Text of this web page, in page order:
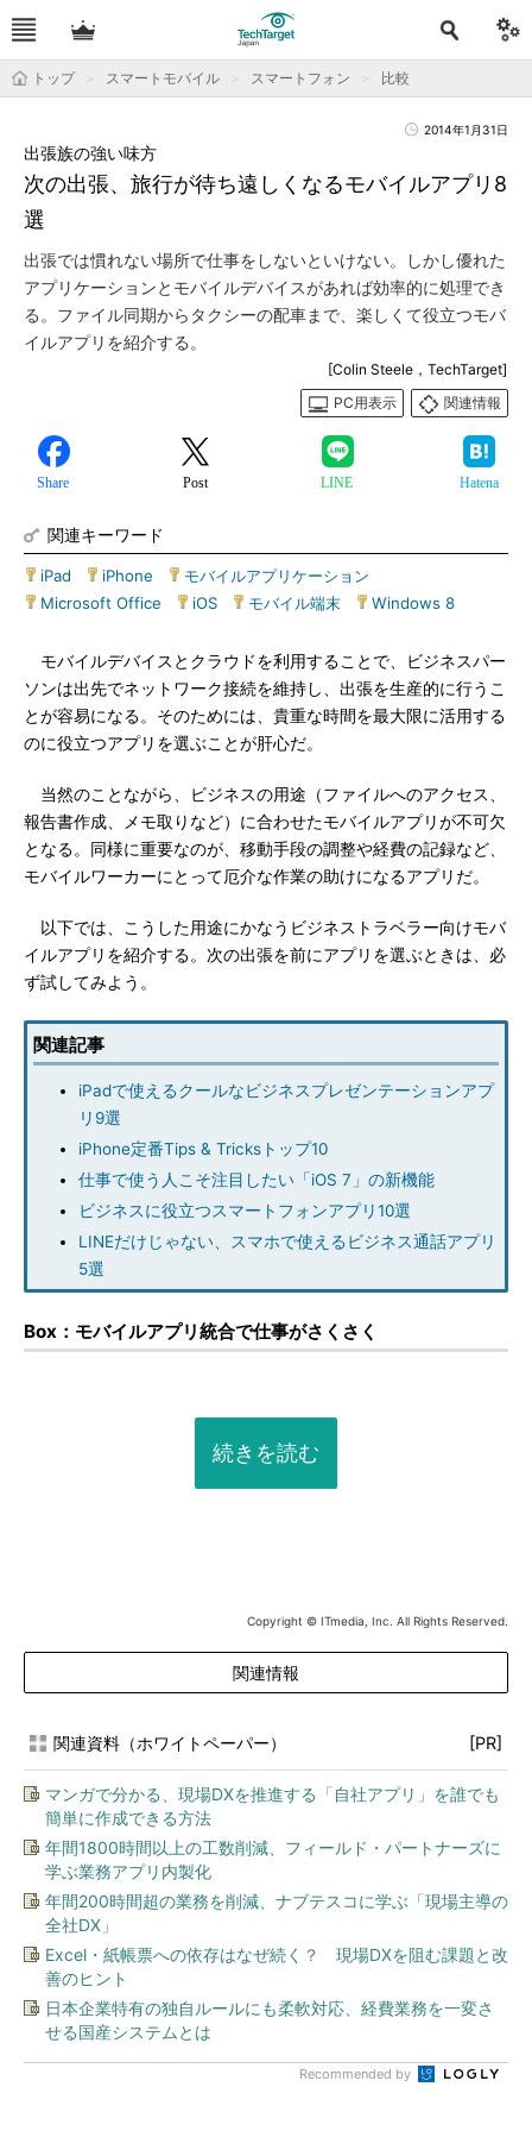
トップ スマートモバイル スマートフォン 比較
2014年1月31日
次の出張、旅行が待ち遠しくなるモバイルアプリ8
選
出張族の強い味方
出張では慣れない場所で仕事をしないといけない。しかし優れた
アプリケーションとモバイルデバイスがあれば効率的に処理でき
る。ファイル同期からタクシーの配車まで、楽しくて役立つモバ
イルアプリを紹介する。
[Colin Steele，TechTarget]
PC用表示
関連情報
Share Post LINE Hatena
関連キーワード
iPad iPhone モバイルアプリケーション
Microsoft Office
iOS モバイル端末 Windows 8
モバイルデバイスとクラウドを利用することで、ビジネスパー
ソンは出先でネットワーク接続を維持し、出張を生産的に行うこ
とが容易になる。そのためには、貴重な時間を最大限に活用する
のに役立つアプリを選ぶことが肝心だ。
当然のことながら、ビジネスの用途（ファイルへのアクセス、
報告書作成、メモ取りなど）に合わせたモバイルアプリが不可欠
となる。同様に重要なのが、移動手段の調整や経費の記録など、
モバイルワーカーにとって厄介な作業の助けになるアプリだ。
以下では、こうした用途にかなうビジネストラベラー向けモバ
イルアプリを紹介する。次の出張を前にアプリを選ぶときは、必
ず試してみよう。
関連記事
iPadで使えるクールなビジネスプレゼンテーションアプ
リ9選
iPhone定番Tips & Tricksトップ10
仕事で使う人こそ注目したい「iOS 7」の新機能
ビジネスに役立つスマートフォンアプリ10選
LINEだけじゃない、スマホで使えるビジネス通話アプリ
5選
Box：モバイルアプリ統合で仕事がさくさく
続きを読む
Copyright © ITmedia, Inc. All Rights Reserved.
関連情報
関連資料（ホワイトペーパー） [PR]
マンガで分かる、現場DXを推進する「自社アプリ」を誰でも
簡単に作成できる方法
年間1800時間以上の工数削減、フィールド・パートナーズに
学ぶ業務アプリ内製化
年間200時間超の業務を削減、ナブテスコに学ぶ「現場主導の
全社DX」
Excel・紙帳票への依存はなぜ続く？ 現場DXを阻む課題と改
善のヒント
日本企業特有の独自ルールにも柔軟対応、経費業務を一変さ
せる国産システムとは
Recommended by